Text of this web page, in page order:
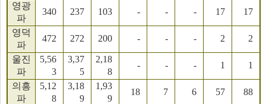
영광
파
340 237 103 - - - 17 17
영덕
파
472 272 200 - - - 2 2
울진
파
5,56
3
3,37
5
2,18
8
- - - 1 1
의흥
파
5,12
8
3,18
9
1,93
9
18 7 6 57 88